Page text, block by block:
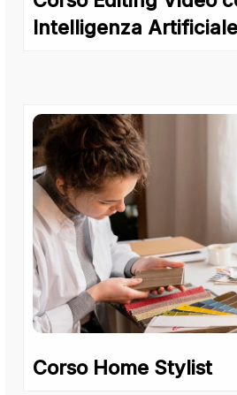
Intelligenza Artificiale
Corso Home Stylist